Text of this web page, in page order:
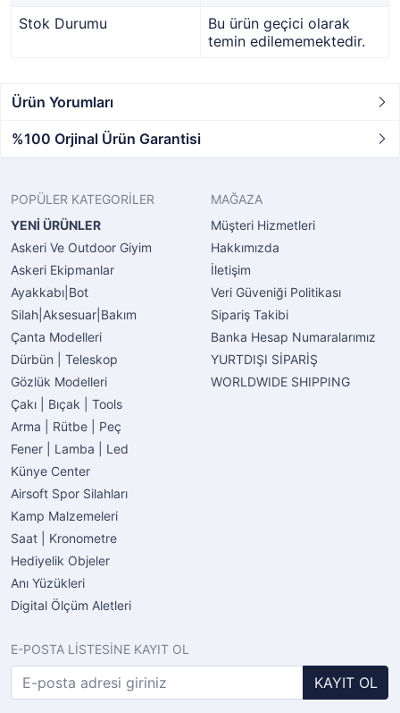
Stok Durumu
Bu ürün geçici olarak
temin edilememektedir.
Ürün Yorumları
%100 Orjinal Ürün Garantisi
POPÜLER KATEGORİLER
YENİ ÜRÜNLER
Askeri Ve Outdoor Giyim
Askeri Ekipmanlar
Ayakkabı|Bot
Silah|Aksesuar|Bakım
Çanta Modelleri
Dürbün | Teleskop
Gözlük Modelleri
Çakı | Bıçak | Tools
Arma | Rütbe | Peç
Fener | Lamba | Led
Künye Center
Airsoft Spor Silahları
Kamp Malzemeleri
Saat | Kronometre
Hediyelik Objeler
Anı Yüzükleri
Digital Ölçüm Aletleri
MAĞAZA
Müşteri Hizmetleri
Hakkımızda
İletişim
Veri Güveniği Politikası
Sipariş Takibi
Banka Hesap Numaralarımız
YURTDIŞI SİPARİŞ
WORLDWIDE SHIPPING
E-POSTA LİSTESİNE KAYIT OL
KAYIT OL